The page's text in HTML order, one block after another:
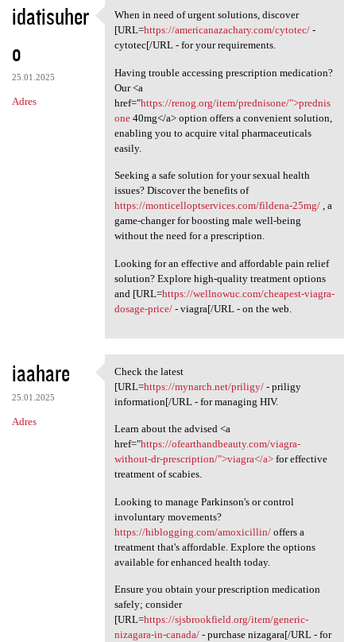
idatisuher
o
25.01.2025
Adres
When in need of urgent
When in need of urgent solutions, discover
[URL=https://americanazachary.com/cytotec/-
cytotec[/URL - for your requirements.
Having trouble accessing prescription medication?
Our <a
href="https://renog.org/item/prednisone/">prednis
one40mg</a> option offers a convenient solution,
enabling you to acquire vital pharmaceuticals
easily.
Seeking a safe solution for your sexual health
issues? Discover the benefits of
https://monticelloptservices.com/fildena-25mg/, a
game-changer for boosting male well-being
without the need for a prescription.
Looking for an effective and affordable pain relief
solution? Explore high-quality treatment options
and [URL=https://wellnowuc.com/cheapest-viagra-
dosage-price/- viagra[/URL - on the web.
iaahare
25.01.2025
Adres
Check the latest [URL=https:/
Check the latest
[URL=https://mynarch.net/priligy/- priligy
information[/URL - for managing HIV.
Learn about the advised <a
href="https://ofearthandbeauty.com/viagra-
without-dr-prescription/">viagra</a>for effective
treatment of scabies.
Looking to manage Parkinson's or control
involuntary movements?
https://hiblogging.com/amoxicillin/offers a
treatment that's affordable. Explore the options
available for enhanced health today.
Ensure you obtain your prescription medication
safely; consider
[URL=https://sjsbrookfield.org/item/generic-
nizagara-in-canada/- purchase nizagara[/URL - for